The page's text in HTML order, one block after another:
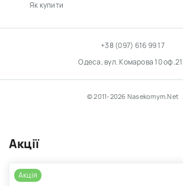
Акції
Акція
Як купити
+38 (097) 616 99 17
Одеса, вул. Комарова 10
© 2011-2026 Nasekomym.Net